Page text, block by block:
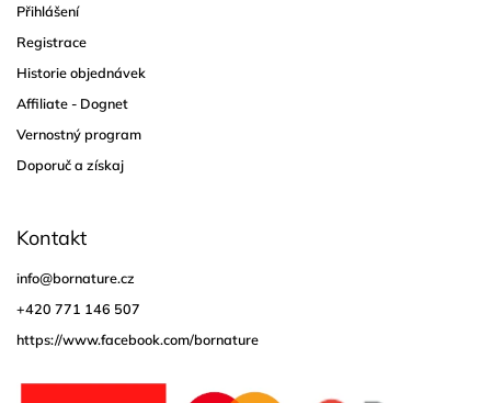
Přihlášení
Registrace
Historie objednávek
Affiliate - Dognet
Vernostný program
Doporuč a získaj
Kontakt
info@bornature.cz
+420 771 146 507
https://www.facebook.com/bornature